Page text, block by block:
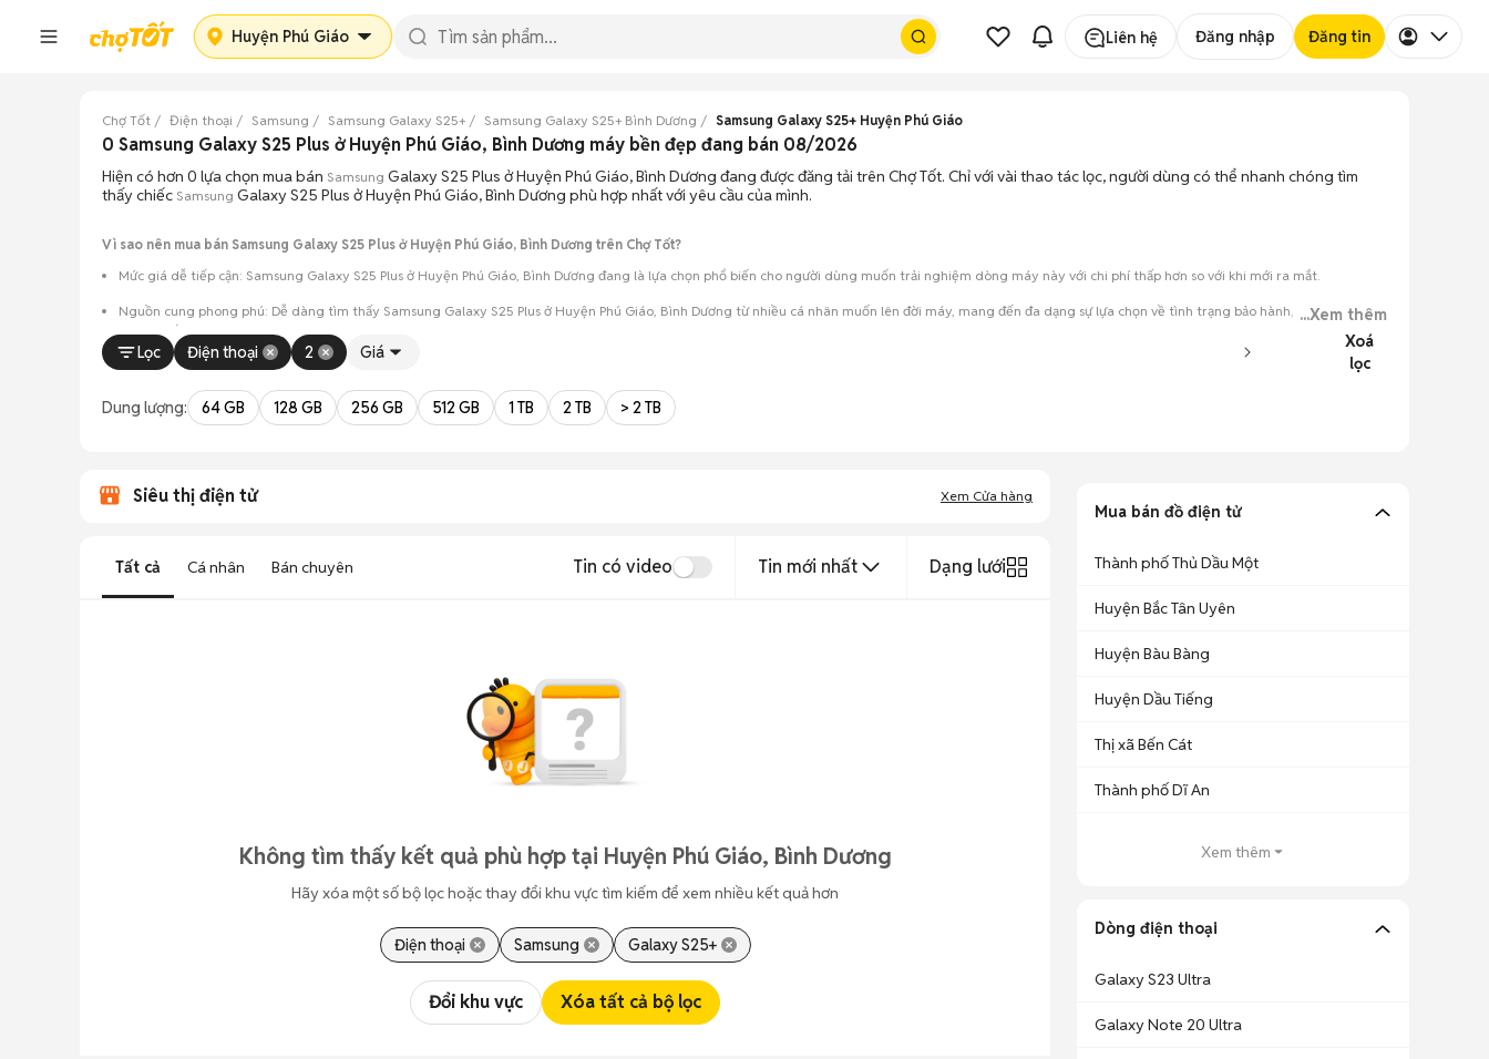
Huyện Phú Giáo Liên hệ Đăng nhập Đăng tin
Chợ Tốt Điện thoại Samsung Samsung Galaxy S25+ Samsung Galaxy S25+ Bình Dương Samsung Galaxy S25+ Huyện Phú Giáo
0 Samsung Galaxy S25 Plus ở Huyện Phú Giáo, Bình Dương máy bền đẹp đang bán 08/2026
Hiện có hơn 0 lựa chọn mua bán Samsung Galaxy S25 Plus ở Huyện Phú Giáo, Bình Dương đang được đăng tải trên Chợ Tốt. Chỉ với vài thao tác lọc, người dùng có thể nhanh chóng tìm
thấy chiếc Samsung Galaxy S25 Plus ở Huyện Phú Giáo, Bình Dương phù hợp nhất với yêu cầu của mình.
Vì sao nên mua bán Samsung Galaxy S25 Plus ở Huyện Phú Giáo, Bình Dương trên Chợ Tốt?
Mức giá dễ tiếp cận: Samsung Galaxy S25 Plus ở Huyện Phú Giáo, Bình Dương đang là lựa chọn phổ biến cho người dùng muốn trải nghiệm dòng máy này với chi phí thấp hơn so với khi mới ra mắt.
Nguồn cung phong phú: Dễ dàng tìm thấy Samsung Galaxy S25 Plus ở Huyện Phú Giáo, Bình Dương từ nhiều cá nhân muốn lên đời máy, mang đến đa dạng sự lựa chọn về tình trạng bảo hành, hình thức máy
và màu sắc.
Giao dịch minh bạch: Việc gặp gỡ trực tiếp giúp người mua đánh giá chính xác hiệu năng thực tế của máy so với mô tả trên tin đăng.
Mua bán linh hoạt: Hai bên có thể chủ động thỏa thuận giá cả và địa điểm giao nhận, chốt giao dịch nhanh chóng khi đạt được tiếng nói chung.
...Xem thêm
Lọc
Điện thoại 2 Giá
Xoá
lọc
Dung lượng: 64 GB 128 GB 256 GB 512 GB 1 TB 2 TB > 2 TB
Siêu thị điện tử Xem Cửa hàng
Tất cả Cá nhân Bán chuyên Tin có video Tin mới nhất Dạng lưới
Không tìm thấy kết quả phù hợp tại Huyện Phú Giáo, Bình Dương
Hãy xóa một số bộ lọc hoặc thay đổi khu vực tìm kiếm để xem nhiều kết quả hơn
Điện thoại Samsung Galaxy S25+
Đổi khu vực Xóa tất cả bộ lọc
Mua bán đồ điện tử
Thành phố Thủ Dầu Một
Huyện Bắc Tân Uyên
Huyện Bàu Bàng
Huyện Dầu Tiếng
Thị xã Bến Cát
Thành phố Dĩ An
Xem thêm
Dòng điện thoại
Galaxy S23 Ultra
Galaxy Note 20 Ultra